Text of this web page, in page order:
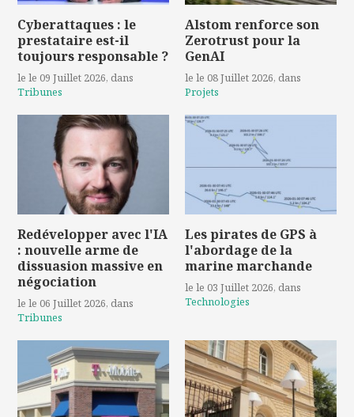
Cyberattaques : le
prestataire est-il
toujours responsable ?
le le 09 Juillet 2026, dans
Tribunes
Alstom renforce son
Zerotrust pour la
GenAI
le le 08 Juillet 2026, dans
Projets
Redévelopper avec l'IA
: nouvelle arme de
dissuasion massive en
négociation
le le 06 Juillet 2026, dans
Tribunes
Les pirates de GPS à
l'abordage de la
marine marchande
le le 03 Juillet 2026, dans
Technologies